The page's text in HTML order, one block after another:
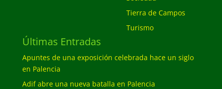
Tierra de Campos
Turismo
Últimas Entradas
Apuntes de una exposición celebrada hace un siglo
en Palencia
Adif abre una nueva batalla en Palencia